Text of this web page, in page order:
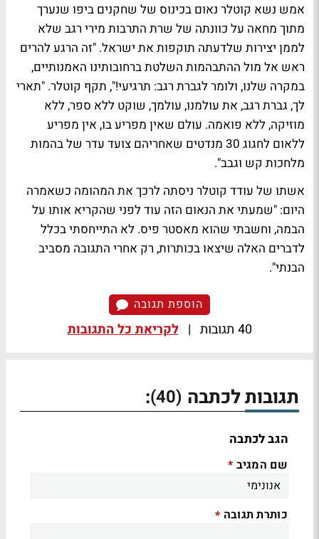
אמש נשא קוטלר נאום בכינוס של שחקנים ביפו שנערך
מתוך מחאה על כוונתה של שרת התרבות מירי רגב שלא
לממן יצירות שלדעתה תוקפות את ישראל. "זה הרגע להרים
ראש אל מול ההתבהמות השלטת ברחובותינו האמנותיים,
במקרה שלנו, ולומר לגברת רגב: תרגיעי!", תקף קוטלר. "תארי
לך, גברת רגב, את עולמנו, עולמך, שוקט ללא ספר, ללא
מוזיקה, ללא פואמה. עולם שאין מפריע בו, אין מפריע
ללאום לחגוג 30 מנדטים שאחריהם צועד עדר של בהמות
מלחכות קש וגבב".
אשתו של עודד קוטלר ניסתה לרכך את המהומה כשאמרה
היום: "שמעתי את הנאום הזה עוד לפני שהקריא אותו על
הבמה, וחשבתי שהוא מאסטר פיס. לא התייחסתי בכלל
לדברים האלה שיצאו בכותרות, רק אחרי התגובה מסביב
הבנתי".
הוספת תגובה
40 תגובות | לקריאת כל התגובות
תגובות לכתבה (40)
:
הגב לכתבה
שם המגיב *
כותרת תגובה *